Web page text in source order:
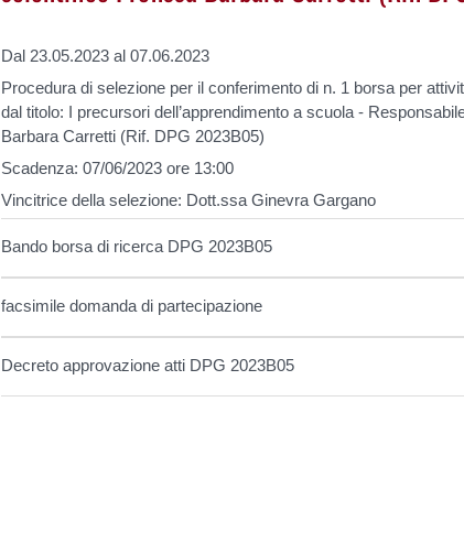
Dal 23.05.2023 al 07.06.2023
Procedura di selezione per il conferimento di n. 1 borsa per
dal titolo: I precursori dell’apprendimento a scuola -
Barbara Carretti (Rif. DPG 2023B05)
Scadenza: 07/06/2023 ore 13:00
Vincitrice della selezione: Dott.ssa Ginevra Gargano
Bando borsa di ricerca DPG 2023B05
facsimile domanda di partecipazione
Decreto approvazione atti DPG 2023B05